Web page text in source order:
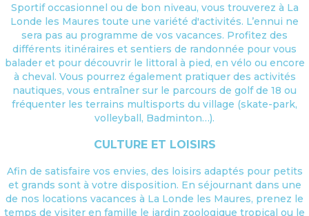
Sportif occasionnel ou de bon niveau, vous trouverez à La
Londe les Maures toute une variété d'activités. L’ennui ne
sera pas au programme de vos vacances. Profitez des
différents itinéraires et sentiers de randonnée pour vous
balader et pour découvrir le littoral à pied, en vélo ou encore
à cheval. Vous pourrez également pratiquer des activités
nautiques, vous entraîner sur le parcours de golf de 18 ou
fréquenter les terrains multisports du village (skate-park,
volleyball, Badminton…).
CULTURE ET LOISIRS
Afin de satisfaire vos envies, des loisirs adaptés pour petits
et grands sont à votre disposition. En séjournant dans une
de nos locations vacances à La Londe les Maures, prenez le
temps de visiter en famille le jardin zoologique tropical ou le